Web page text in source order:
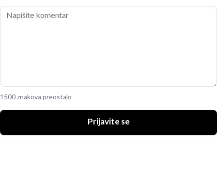
1500 znakova preostalo
Prijavite se